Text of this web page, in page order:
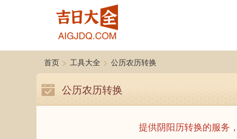
首页 > 工具大全 > 公历农历转换
公历农历转换
提供阴阳历转换的服务